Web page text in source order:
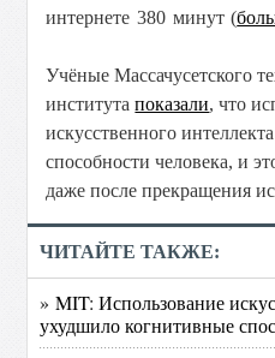
интернете 380 минут (
Учёные Массачусетского
институтапоказали, что
искусственного
способности человека, и
даже после прекращения
ЧИТАЙТЕ ТАКЖЕ:
» MIT: Использование
ухудшило когнитивные